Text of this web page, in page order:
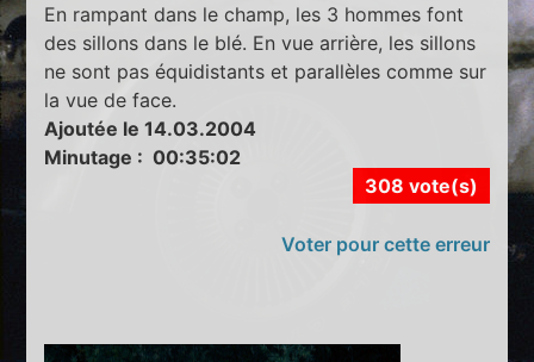
En rampant dans le champ, les 3 hommes font
des sillons dans le blé. En vue arrière, les sillons
ne sont pas équidistants et parallèles comme sur
la vue de face.
Ajoutée le 14.03.2004
Minutage : 00:35:02
308 vote(s)
Voter pour cette erreur